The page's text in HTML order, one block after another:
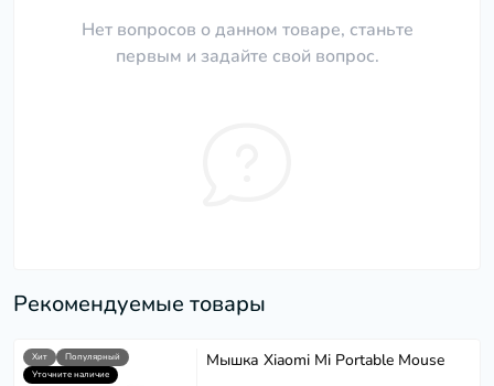
Нет вопросов о данном товаре, станьте
первым и задайте свой вопрос.
Рекомендуемые товары
Хит
Популярный
Уточните наличие
Мышка Xiaomi Mi Portable Mouse